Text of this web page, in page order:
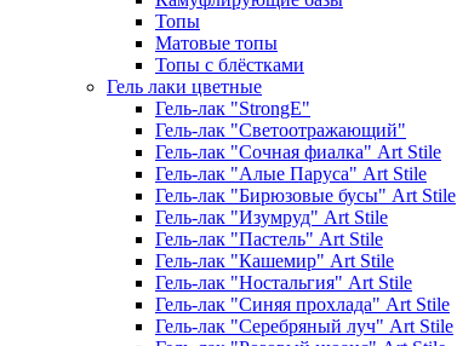
Топы
Матовые топы
Топы с блёстками
Гель лаки цветные
Гель-лак "StrongE"
Гель-лак "Светоотражающий"
Гель-лак "Сочная фиалка" Art Stile
Гель-лак "Алые Паруса" Art Stile
Гель-лак "Бирюзовые бусы" Art Stile
Гель-лак "Изумруд" Art Stile
Гель-лак "Пастель" Art Stile
Гель-лак "Кашемир" Art Stile
Гель-лак "Ностальгия" Art Stile
Гель-лак "Синяя прохлада" Art Stile
Гель-лак "Серебряный луч" Art Stile